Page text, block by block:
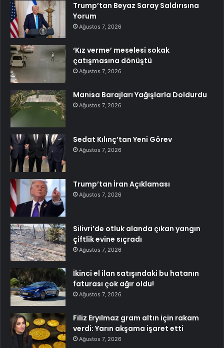
Trump’tan Beyaz Saray Saldırısına
Yorum
Ağustos 7, 2026
‘Kız verme’ meselesi sokak
çatışmasına dönüştü
Ağustos 7, 2026
Manisa Barajları Yağışlarla Doldurdu
Ağustos 7, 2026
Sedat Kılınç’tan Yeni Görev
Ağustos 7, 2026
Trump’tan İran Açıklaması
Ağustos 7, 2026
Silivri’de otluk alanda çıkan yangın
çiftlik evine sıçradı
Ağustos 7, 2026
İkinci el ilan satışındaki bu hatanın
faturası çok ağır oldu!
Ağustos 7, 2026
Filiz Eryılmaz gram altın için rakam
verdi: Yarın akşama işaret etti
Ağustos 7, 2026